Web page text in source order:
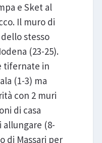
e Sket al
Il muro di
stesso
(23-25).
tifernate in
(1-3) ma
con 2 muri
di casa
allungare (8-
di Massari per